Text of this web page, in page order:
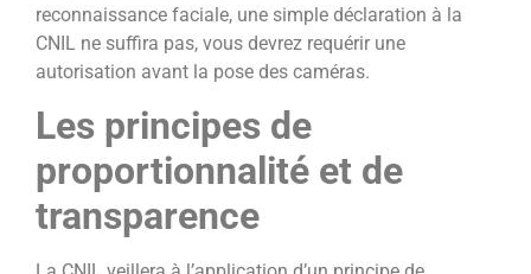
reconnaissance faciale, une simple déclaration à la
CNIL ne suffira pas, vous devrez requérir une
autorisation avant la pose des caméras.
Les principes de
proportionnalité et de
transparence